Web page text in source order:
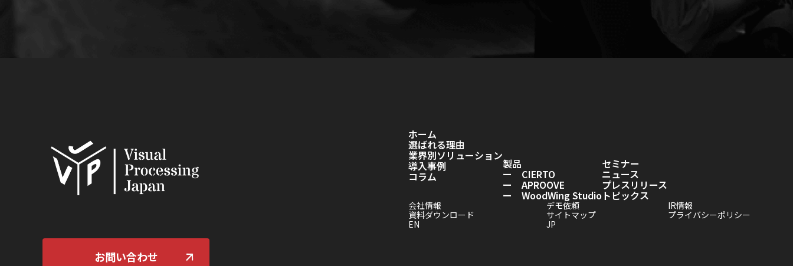
お問い合わせ
ホーム
選ばれる理由
業界別ソリューション
導入事例
コラム
製品
ー CIERTO
ー APROOVE
ー WoodWing Studio
セミナー
ニュース
プレスリリース
トピックス
会社情報
資料ダウンロード
EN
デモ依頼
サイトマップ
JP
IR情報
プライバシーポリシー